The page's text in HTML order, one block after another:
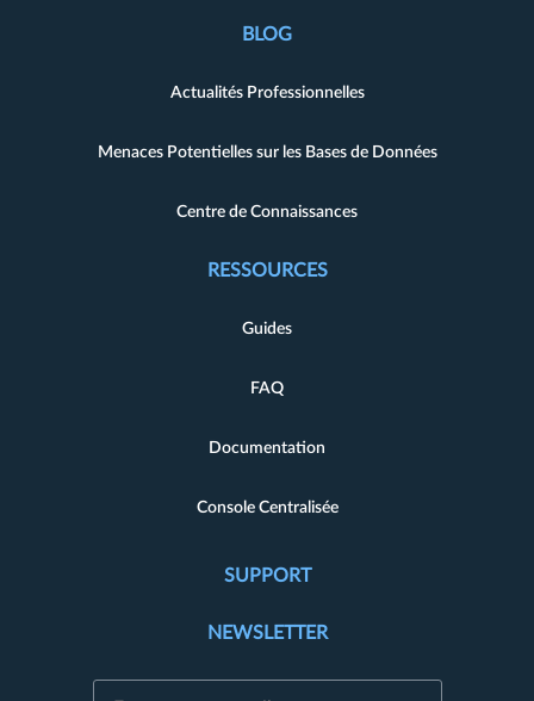
BLOG
Actualités Professionnelles
Menaces Potentielles sur les Bases de Données
Centre de Connaissances
RESSOURCES
Guides
FAQ
Documentation
Console Centralisée
SUPPORT
NEWSLETTER